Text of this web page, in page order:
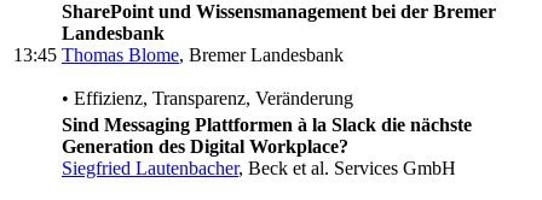
13:45
SharePoint und Wissensmanagement bei der Bremer
Landesbank
Thomas Blome, Bremer Landesbank
• Effizienz, Transparenz, Veränderung
Sind Messaging Plattformen à la Slack die nächste
Generation des Digital Workplace?
Siegfried Lautenbacher, Beck et al. Services GmbH